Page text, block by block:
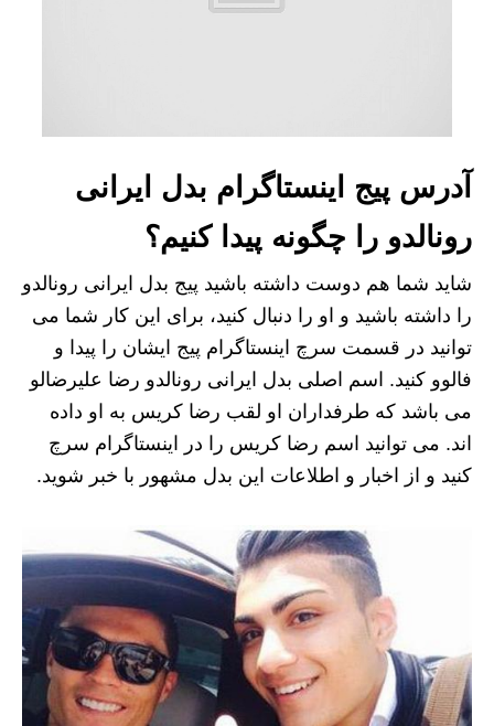
آدرس پیج اینستاگرام بدل ایرانی
رونالدو را چگونه پیدا کنیم؟
شاید شما هم دوست داشته باشید پیج بدل ایرانی رونالدو
را داشته باشید و او را دنبال کنید، برای این کار شما می
توانید در قسمت سرچ اینستاگرام پیج ایشان را پیدا و
فالوو کنید. اسم اصلی بدل ایرانی رونالدو رضا علیرضالو
می باشد که طرفداران او لقب رضا کریس به او داده
اند. می توانید اسم رضا کریس را در اینستاگرام سرچ
کنید و از اخبار و اطلاعات این بدل مشهور با خبر شوید.